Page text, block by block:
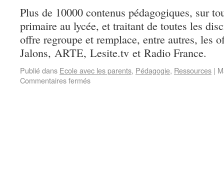
Plus de 10000 contenus pédagogiques, sur
primaire au lycée, et traitant de toutes les
offre regroupe et remplace, entre autres, les
Jalons, ARTE, Lesite.tv et Radio France.
Publié dans Ecole avec les parents, Pédagogie, Ressources |
Commentaires fermés